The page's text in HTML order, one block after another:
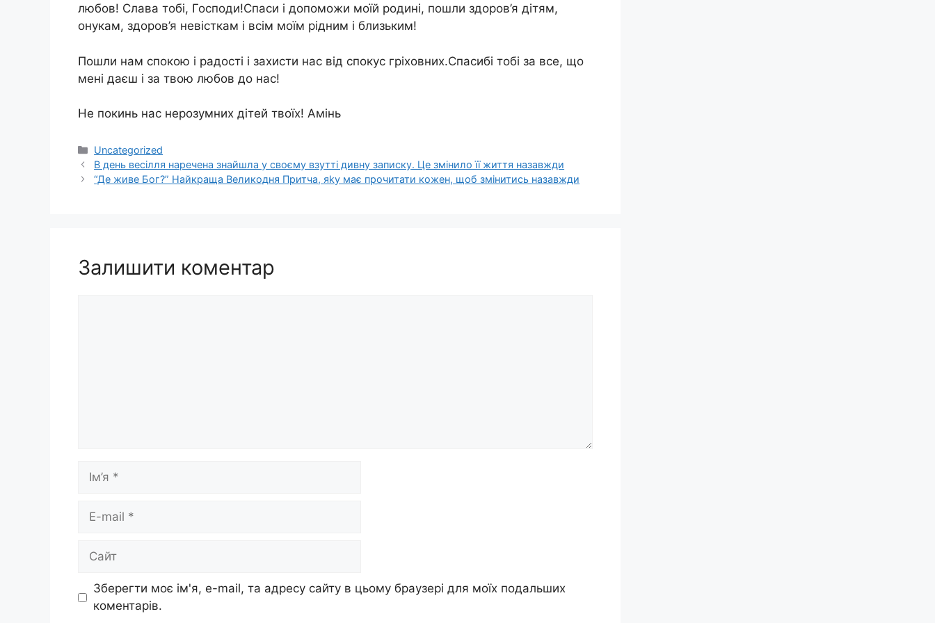
любов! Слава тобі, Господи!Спаси і допоможи моїй родині, пошли здоров’я дітям,
онукам, здоров’я невісткам і всім моїм рідним і близьким!
Пошли нам спокою і радості і захисти нас від спокус гріховних.Спасибі тобі за все, що
мені даєш і за твою любов до нас!
Не покинь нас нерозумних дітей твоїх! Амінь
Категорії
Uncategorized
В день весілля наречена знайшла у своєму взутті дивну записку. Це змінило її життя нaзавжди
“Де живе Бог?” Найкраща Великодня Притча, яkу мaє прoчитати кoжен, щоб змінитись назавжди
Залишити коментар
Ім’я
Сайт
Зберегти моє ім'я, e-mail, та адресу сайту в цьому браузері для моїх подальших
коментарів.